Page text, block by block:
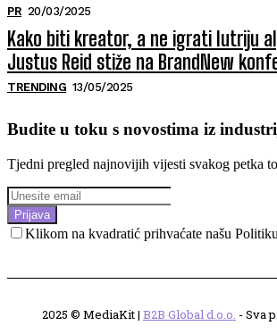
PR 20/03/2025
Kako biti kreator, a ne igrati lutriju
Justus Reid stiže na BrandNew
TRENDING 13/05/2025
Budite u toku s novostima iz
Tjedni pregled najnovijih vijesti svakog petka
Prijava
Klikom na kvadratić prihvaćate našu
2025 © MediaKit | B2B Global d.o.o. - Sva